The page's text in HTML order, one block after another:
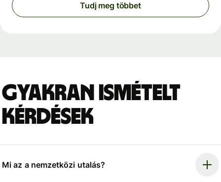
Tudj meg többet
Gyakran ismételt
kérdések
Mi az a nemzetközi utalás?